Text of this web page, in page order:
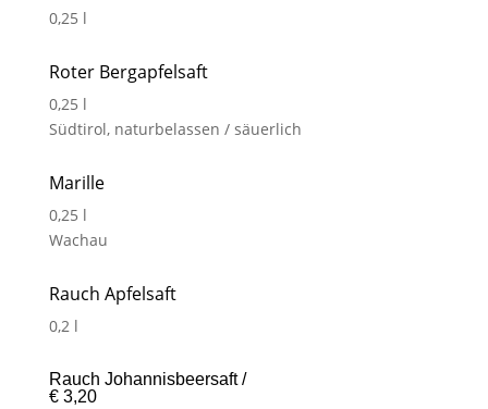
0,25 l
Roter Bergapfelsaft
0,25 l
Südtirol, naturbelassen / säuerlich
Marille
0,25 l
Wachau
Rauch Apfelsaft
0,2 l
Rauch Johannisbeersaft /
€ 3,20